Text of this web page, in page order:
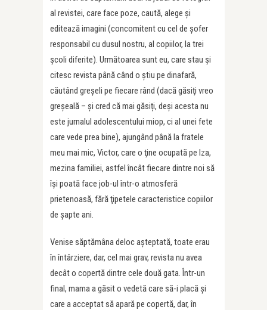
al revistei, care face poze, caută, alege şi
editează imagini (concomitent cu cel de șofer
responsabil cu dusul nostru, al copiilor, la trei
şcoli diferite). Următoarea sunt eu, care stau şi
citesc revista până când o ştiu pe dinafară,
căutând greşeli pe fiecare rând (dacă găsiţi vreo
greşeală – și cred că mai găsiți, deși acesta nu
este jurnalul adolescentului miop, ci al unei fete
care vede prea bine), ajungând până la fratele
meu mai mic, Victor, care o ţine ocupată pe Iza,
mezina familiei, astfel încât fiecare dintre noi să
îşi poată face job-ul într-o atmosferă
prietenoasă, fără ţipetele caracteristice copiilor
de șapte ani.
Venise săptămâna deloc aşteptată, toate erau
în întârziere, dar, cel mai grav, revista nu avea
decât o copertă dintre cele două gata. Într-un
final, mama a găsit o vedetă care să-i placă și
care a acceptat să apară pe copertă, dar, în